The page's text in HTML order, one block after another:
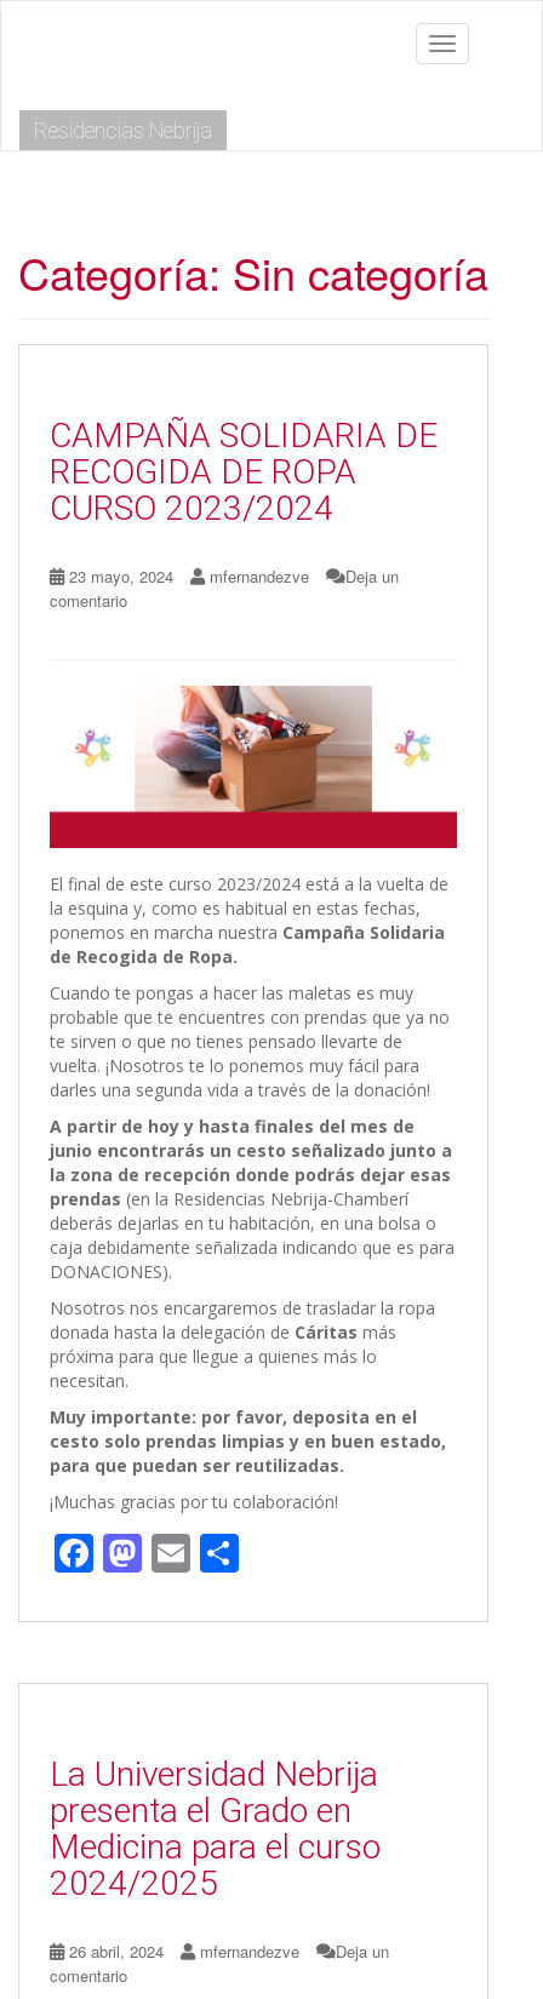
m
Toggle
Residencias Nebrija
Categoría: Sin categoría
CAMPAÑA SOLIDARIA DE
RECOGIDA DE ROPA
CURSO 2023/2024
23 mayo, 2024 mfernandezve
Deja un
comentario
El final de este curso 2023/2024 está a la vuelta de
la esquina y, como es habitual en estas fechas,
ponemos en marcha nuestra Campaña Solidaria
de Recogida de Ropa.
Cuando te pongas a hacer las maletas es muy
probable que te encuentres con prendas que ya no
te sirven o que no tienes pensado llevarte de
vuelta. ¡Nosotros te lo ponemos muy fácil para
darles una segunda vida a través de la donación!
A partir de hoy y hasta finales del mes de
junio encontrarás un cesto señalizado junto a
la zona de recepción donde podrás dejar esas
prendas (en la Residencias Nebrija-Chamberí
deberás dejarlas en tu habitación, en una bolsa o
caja debidamente señalizada indicando que es para
DONACIONES).
Nosotros nos encargaremos de trasladar la ropa
donada hasta la delegación de Cáritas más
próxima para que llegue a quienes más lo
necesitan.
Muy importante: por favor, deposita en el
cesto solo prendas limpias y en buen estado,
para que puedan ser reutilizadas.
¡Muchas gracias por tu colaboración!
F
e
b
k
M
to
d
E
ai
l
m
p
ti
r
La Universidad Nebrija
presenta el Grado en
Medicina para el curso
2024/2025
26 abril, 2024 mfernandezve
Deja un
comentario